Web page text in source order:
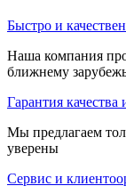
Быстро и
Наша компания
ближнему
Гарантия
Мы предлагаем
уверены
Сервис и